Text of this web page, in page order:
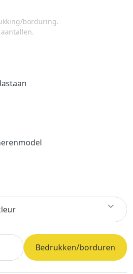
borduring.
Bedrukken/borduren